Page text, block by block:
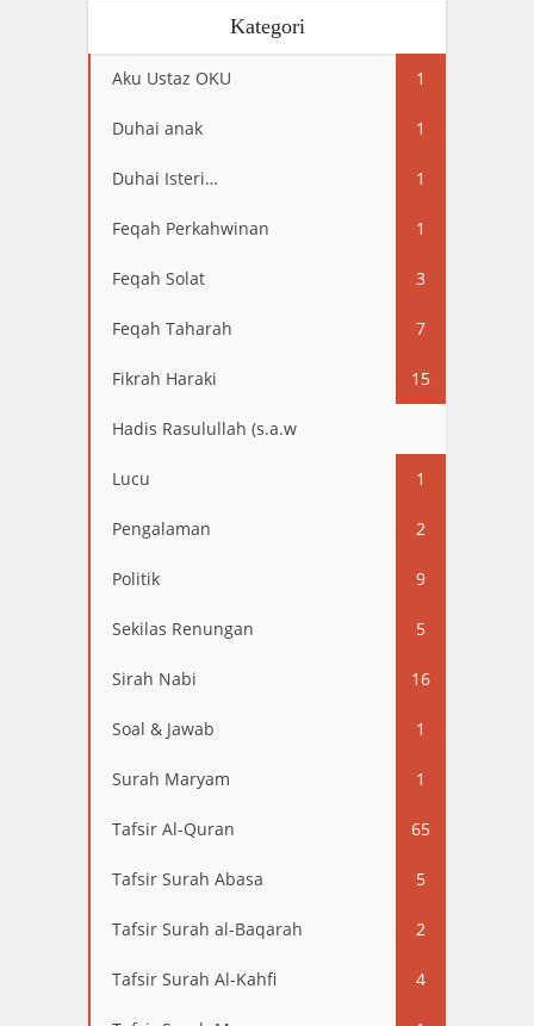
Kategori
Aku Ustaz OKU 1
Duhai anak 1
Duhai Isteri… 1
Feqah Perkahwinan 1
Feqah Solat 3
Feqah Taharah 7
Fikrah Haraki 15
Hadis Rasulullah (s.a.w
Lucu 1
Pengalaman 2
Politik 9
Sekilas Renungan 5
Sirah Nabi 16
Soal & Jawab 1
Surah Maryam 1
Tafsir Al-Quran 65
Tafsir Surah Abasa 5
Tafsir Surah al-Baqarah 2
Tafsir Surah Al-Kahfi 4